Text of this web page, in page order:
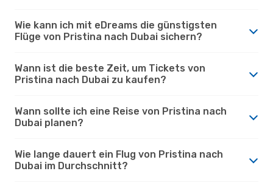
Wie kann ich mit eDreams die günstigsten
Flüge von Pristina nach Dubai sichern?
Wann ist die beste Zeit, um Tickets von
Pristina nach Dubai zu kaufen?
Wann sollte ich eine Reise von Pristina nach
Dubai planen?
Wie lange dauert ein Flug von Pristina nach
Dubai im Durchschnitt?